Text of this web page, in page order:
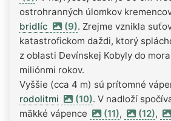
ostrohranných úlomkov
bridlíc
(9). Zrejme vznikla
katastrofickom daždi, ktorý
z oblasti Devínskej Kobyly do
miliónmi rokov.
Vyššie (cca 4 m) sú prítomné
rodolitmi
(10). V nadloží
mäkké vápence
(11), (12),